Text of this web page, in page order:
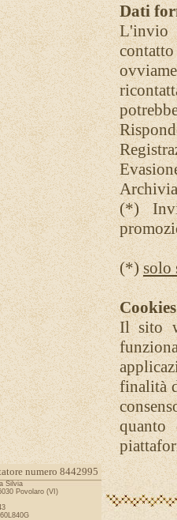
Dati
L'invio
(*)
(*)solo
Il sito
finalità
quanto
numero 8442995
Silvia
Povolaro (VI)